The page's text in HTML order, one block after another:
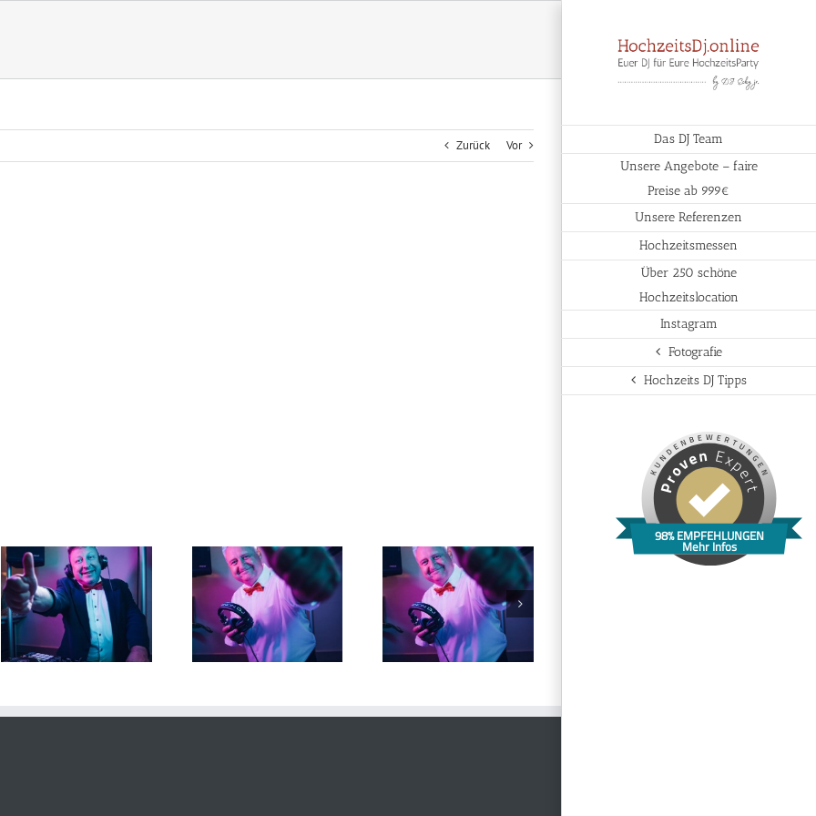
Das DJ Team
Unsere Angebote – faire
Preise ab 999€
Unsere Referenzen
Hochzeitsmessen
Über 250 schöne
Hochzeitslocation
Instagram
Fotografie
Hochzeits DJ Tipps
98% EMPFEHLUNGEN
Mehr Infos
Zurück Vor